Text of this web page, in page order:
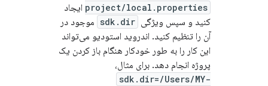
project/local.properties ایجاد
کنید و سپس ویژگی sdk.dir موجود در
آن را تنظیم کنید. اندروید استودیو می‌تواند
این کار را به طور خودکار هنگام باز کردن یک
پروژه انجام دهد. برای مثال،
sdk.dir=/Users/MY-